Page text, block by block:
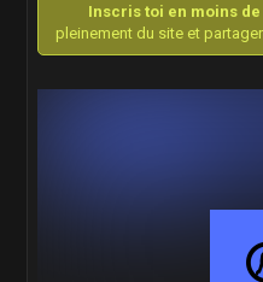
Inscris toi en moins de
pleinement du site et